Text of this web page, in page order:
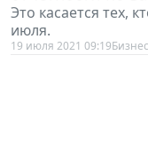
Это касается тех,
июля.
19 июля 2021 09:19Бизнес